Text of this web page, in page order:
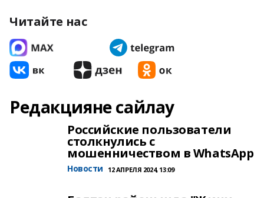
Читайте нас
Редакцияне сайлау
Российские пользователи
столкнулись с
мошенничеством в WhatsApp
Новости 12 АПРЕЛЯ 2024, 13:09